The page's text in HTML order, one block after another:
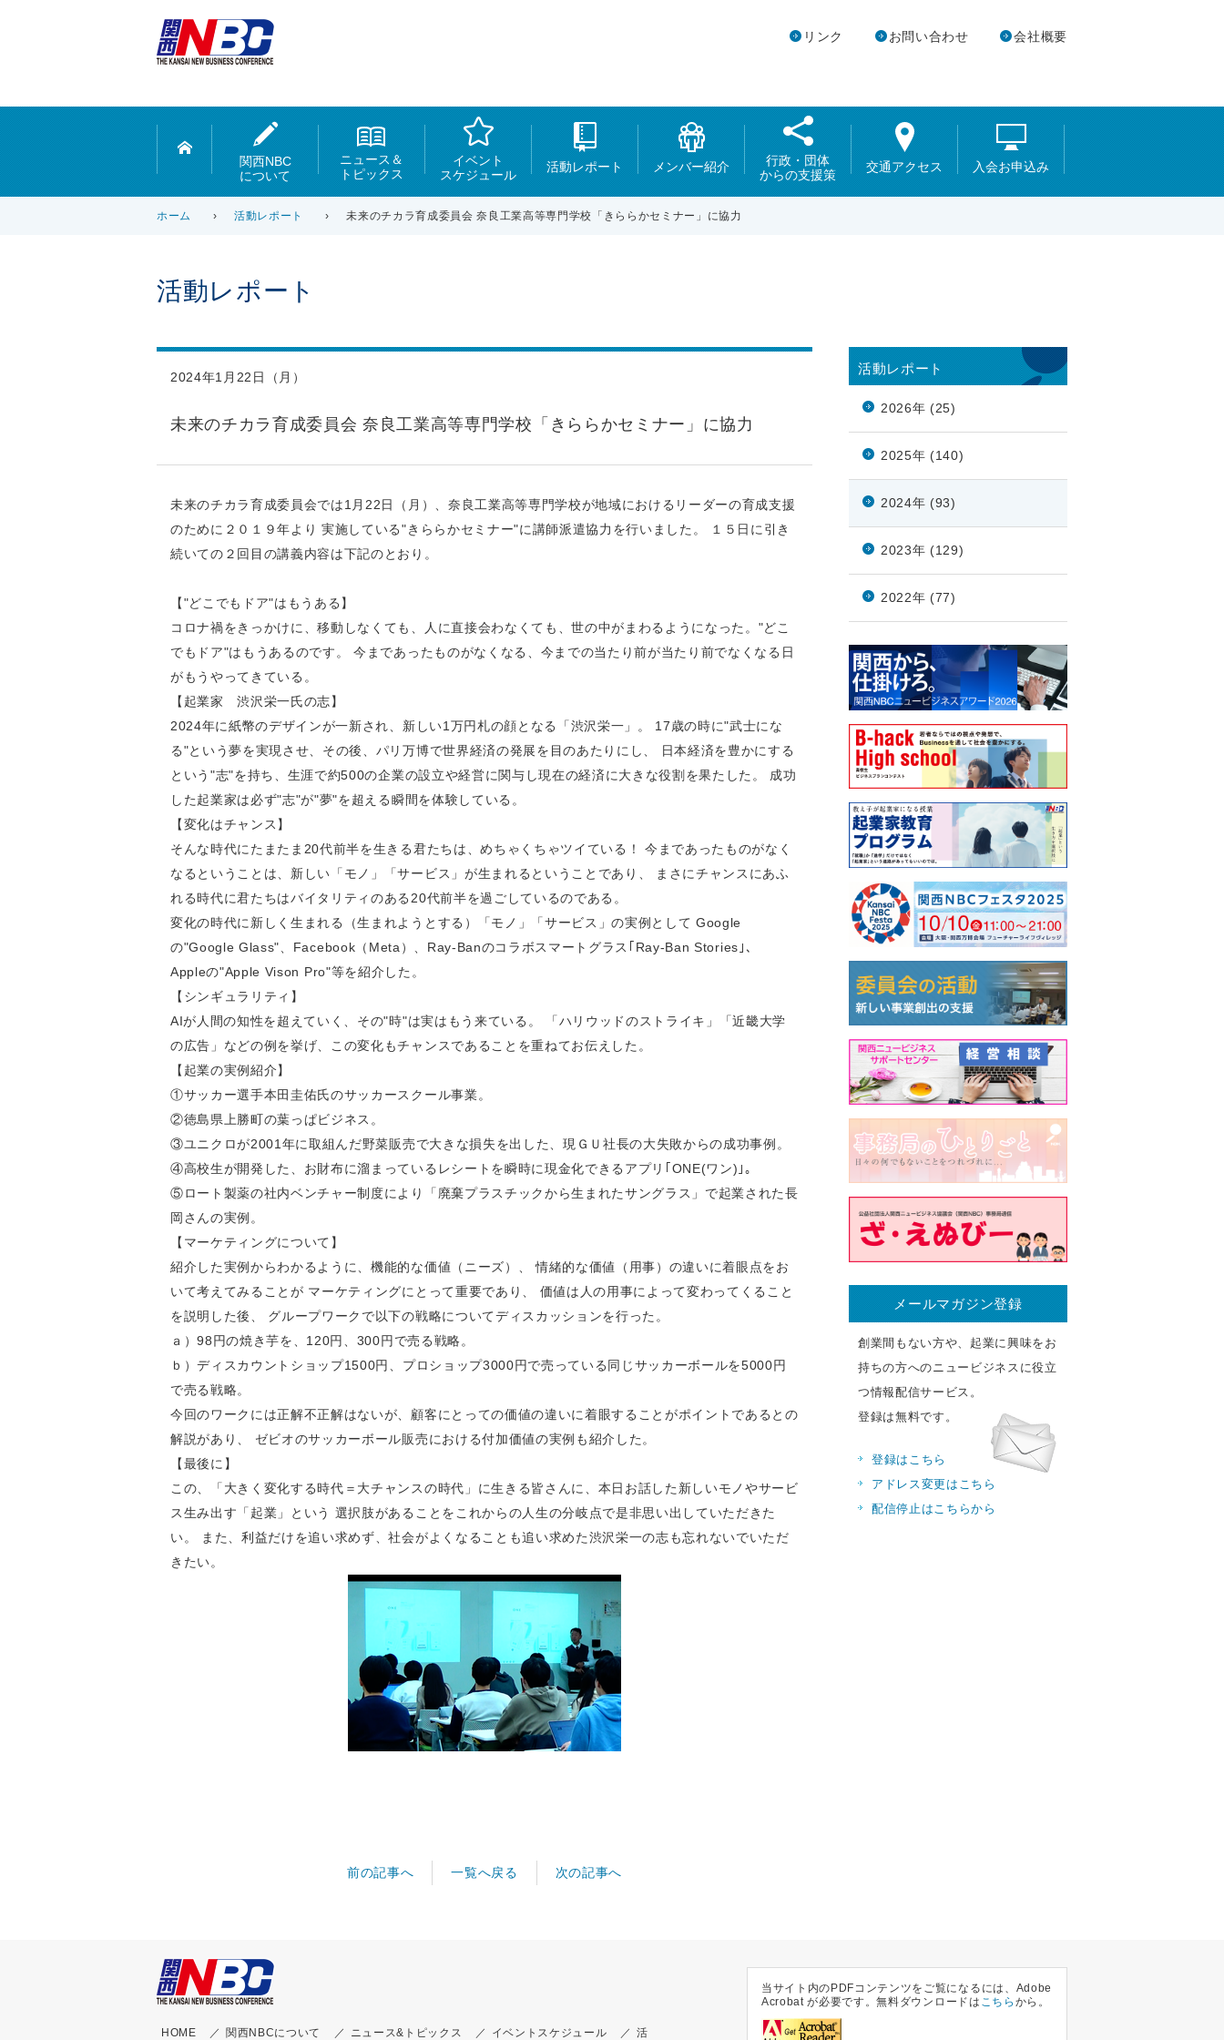
関西NBC
について
ニュース＆
トピックス
イベント
スケジュール
活動レポート メンバー紹介
行政・団体
からの支援策
交通アクセス 入会お申込み
リンク お問い合わせ 会社概要
ホーム › 活動レポート › 未来のチカラ育成委員会 奈良工業高等専門学校「きららかセミナー」に協力
活動レポート
2024年1月22日（月）
未来のチカラ育成委員会 奈良工業高等専門学校「きららかセミナー」に協力
未来のチカラ育成委員会では1月22日（月）、奈良工業高等専門学校が地域におけるリーダーの育成支援
のために２０１９年より 実施している"きららかセミナー"に講師派遣協力を行いました。 １５日に引き
続いての２回目の講義内容は下記のとおり。
【"どこでもドア"はもうある】
コロナ禍をきっかけに、移動しなくても、人に直接会わなくても、世の中がまわるようになった。"どこ
でもドア"はもうあるのです。 今まであったものがなくなる、今までの当たり前が当たり前でなくなる日
がもうやってきている。
【起業家 渋沢栄一氏の志】
2024年に紙幣のデザインが一新され、新しい1万円札の顔となる「渋沢栄一」。 17歳の時に"武士にな
る"という夢を実現させ、その後、パリ万博で世界経済の発展を目のあたりにし、 日本経済を豊かにする
という"志"を持ち、生涯で約500の企業の設立や経営に関与し現在の経済に大きな役割を果たした。 成功
した起業家は必ず"志"が"夢"を超える瞬間を体験している。
【変化はチャンス】
そんな時代にたまたま20代前半を生きる君たちは、めちゃくちゃツイている！ 今まであったものがなく
なるということは、新しい「モノ」「サービス」が生まれるということであり、 まさにチャンスにあふ
れる時代に君たちはバイタリティのある20代前半を過ごしているのである。
変化の時代に新しく生まれる（生まれようとする）「モノ」「サービス」の実例として Google
の"Google Glass"、Facebook（Meta）、Ray-Banのコラボスマートグラス｢Ray-Ban Stories｣、
Appleの"Apple Vison Pro"等を紹介した。
【シンギュラリティ】
AIが人間の知性を超えていく、その"時"は実はもう来ている。 「ハリウッドのストライキ」「近畿大学
の広告」などの例を挙げ、この変化もチャンスであることを重ねてお伝えした。
【起業の実例紹介】
①サッカー選手本田圭佑氏のサッカースクール事業。
②徳島県上勝町の葉っぱビジネス。
③ユニクロが2001年に取組んだ野菜販売で大きな損失を出した、現ＧＵ社長の大失敗からの成功事例。
④高校生が開発した、お財布に溜まっているレシートを瞬時に現金化できるアプリ｢ONE(ワン)｣。
⑤ロート製薬の社内ベンチャー制度により「廃棄プラスチックから生まれたサングラス」で起業された長
岡さんの実例。
【マーケティングについて】
紹介した実例からわかるように、機能的な価値（ニーズ）、 情緒的な価値（用事）の違いに着眼点をお
いて考えてみることが マーケティングにとって重要であり、 価値は人の用事によって変わってくること
を説明した後、 グループワークで以下の戦略についてディスカッションを行った。
ａ）98円の焼き芋を、120円、300円で売る戦略。
ｂ）ディスカウントショップ1500円、プロショップ3000円で売っている同じサッカーボールを5000円
で売る戦略。
今回のワークには正解不正解はないが、顧客にとっての価値の違いに着眼することがポイントであるとの
解説があり、 ゼビオのサッカーボール販売における付加価値の実例も紹介した。
【最後に】
この、「大きく変化する時代＝大チャンスの時代」に生きる皆さんに、本日お話した新しいモノやサービ
ス生み出す「起業」という 選択肢があることをこれからの人生の分岐点で是非思い出していただきた
い。 また、利益だけを追い求めず、社会がよくなることも追い求めた渋沢栄一の志も忘れないでいただ
きたい。
前の記事へ 一覧へ戻る 次の記事へ
活動レポート
2026年 (25)
2025年 (140)
2024年 (93)
2023年 (129)
2022年 (77)
メールマガジン登録
創業間もない方や、起業に興味をお
持ちの方へのニュービジネスに役立
つ情報配信サービス。
登録は無料です。
登録はこちら
アドレス変更はこちら
配信停止はこちらから
HOME 関西NBCについて ニュース&トピックス イベントスケジュール 活
当サイト内のPDFコンテンツをご覧になるには、Adobe
Acrobat が必要です。無料ダウンロードは こちら から。